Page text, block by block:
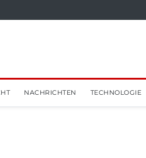
NACHRICHTEN TECHNOLOGIE